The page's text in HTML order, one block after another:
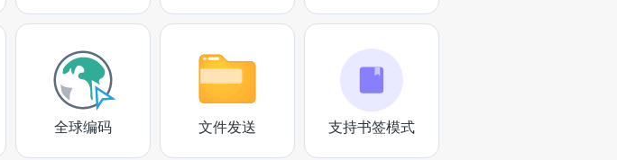
全球编码 文件发送 支持书签模式